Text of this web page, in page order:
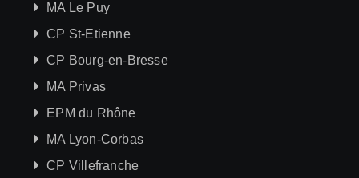
MA Le Puy
CP St-Etienne
CP Bourg-en-Bresse
MA Privas
EPM du Rhône
MA Lyon-Corbas
CP Villefranche